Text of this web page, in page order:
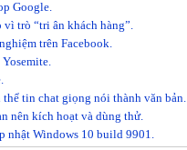
Google.
vì trò “tri ân khách hàng”.
trên Facebook.
tin chat giọng nói thành văn bản.
nên kích hoạt và dùng thử.
nhật Windows 10 build 9901.